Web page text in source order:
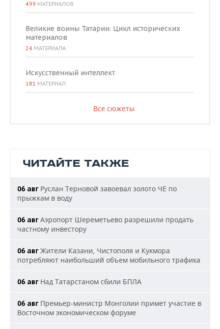
499 МАТЕРИАЛОВ
Великие воины Татарии. Цикл исторических
материалов
24 МАТЕРИАЛА
Искусственный интеллект
181 МАТЕРИАЛ
Все сюжеты
ЧИТАЙТЕ ТАКЖЕ
06 авг Руслан Терновой завоевал золото ЧЕ по
прыжкам в воду
06 авг Аэропорт Шереметьево разрешили продать
частному инвестору
06 авг Жители Казани, Чистополя и Кукмора
потребляют наибольший объем мобильного трафика
06 авг Над Татарстаном сбили БПЛА
06 авг Премьер-министр Монголии примет участие в
Восточном экономическом форуме